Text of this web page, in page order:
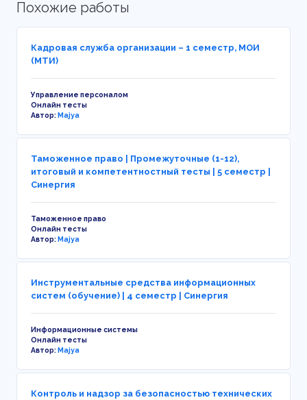
Похожие работы
Кадровая служба организации – 1 семестр, МОИ
(МТИ)
Управление персоналом
Онлайн тесты
Автор:Majya
Таможенное право | Промежуточные (1-12),
итоговый и компетентностный тесты | 5 семестр |
Синергия
Таможенное право
Онлайн тесты
Автор:Majya
Инструментальные средства информационных
систем (обучение) | 4 семестр | Синергия
Информационные системы
Онлайн тесты
Автор:Majya
Контроль и надзор за безопасностью технических